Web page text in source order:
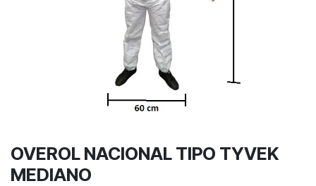
OVEROL NACIONAL TIPO TYVEK
MEDIANO